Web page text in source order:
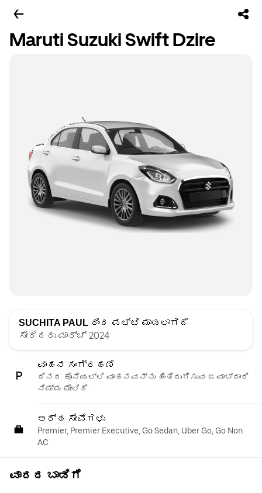
Maruti Suzuki Swift Dzire
SUCHITA PAUL ರಿಂದ ಪಟ್ಟಿ ಮಾಡಲಾಗಿದೆ
ಸೇರಿದರು ಮಾರ್ಚ್ 2024
ವಾಹನ ಸಂಗ್ರಹಣೆ
ದಿನದ ಕೊನೆಯಲ್ಲಿ ವಾಹನವನ್ನು ಹಿಂತಿರುಗಿಸುವ ಜವಾಬ್ದಾರಿ
ನಿಮ್ಮ ಮೇಲಿದೆ.
ಅರ್ಹ ಸೇವೆಗಳು
Premier, Premier Executive, Go Sedan, Uber Go, Go Non
AC
ವಾರದ ಬಾಡಿಗೆ